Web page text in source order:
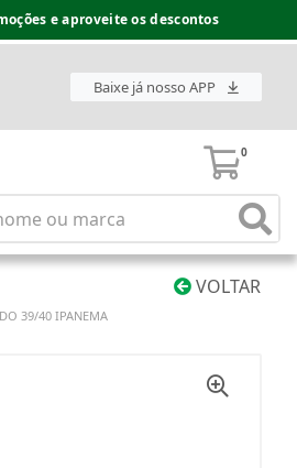
e aproveite os descontos
Baixe já nosso APP
0
VOLTAR
39/40 IPANEMA